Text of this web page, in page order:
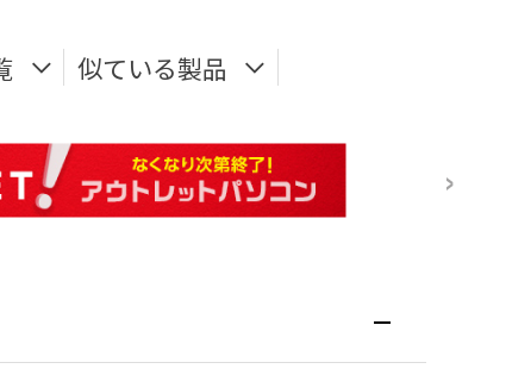
似ている製品